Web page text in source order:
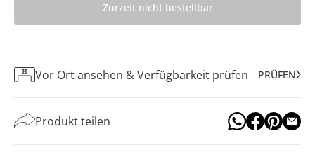
Zurzeit nicht bestellbar
Vor Ort ansehen & Verfügbarkeit prüfen PRÜFEN
Produkt teilen